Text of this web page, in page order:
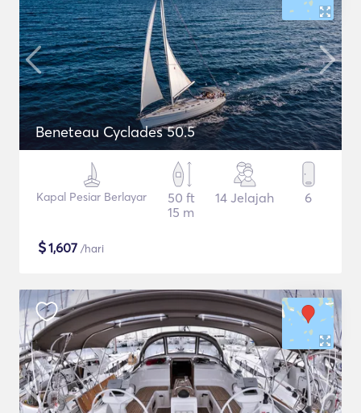
Beneteau Cyclades 50.5
Kapal Pesiar Berlayar
50 ft
15 m
14 Jelajah 6
$1,607 /hari